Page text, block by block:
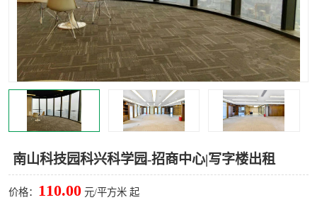
南山科技园科兴科学园-招商中心|写字楼出租
价格： 110.00 元/平方米 起
罗湖水贝 南山南油
龙华 罗湖区
宝安区 西乡
兴东 石岩